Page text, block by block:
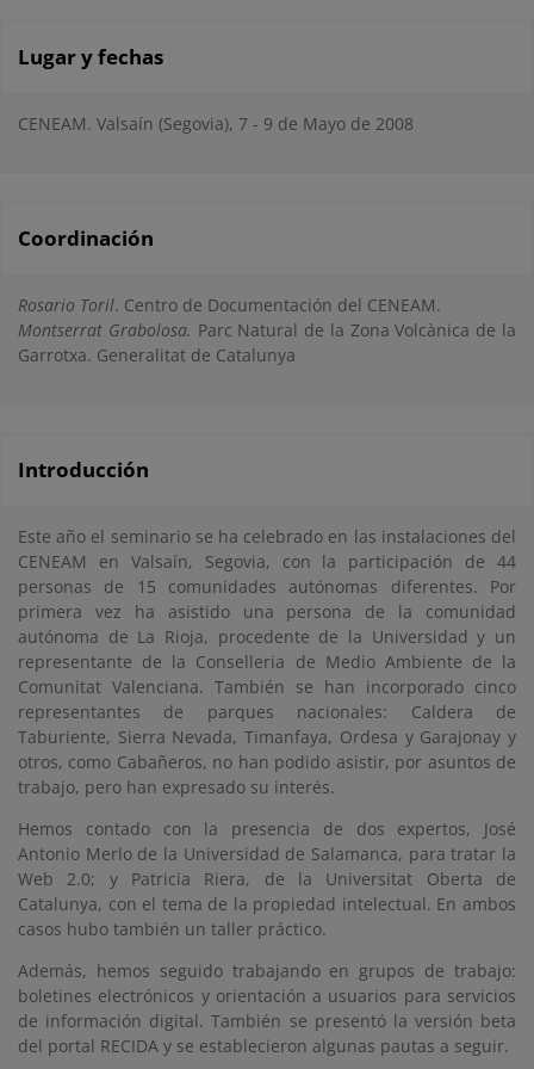
Lugar y fechas
CENEAM. Valsaín (Segovia), 7 - 9 de Mayo de 2008
Coordinación
Rosario Toril. Centro de Documentación del CENEAM.
Montserrat Grabolosa. Parc Natural de la Zona Volcànica de la
Garrotxa. Generalitat de Catalunya
Introducción
Este año el seminario se ha celebrado en las instalaciones del
CENEAM en Valsaín, Segovia, con la participación de 44
personas de 15 comunidades autónomas diferentes. Por
primera vez ha asistido una persona de la comunidad
autónoma de La Rioja, procedente de la Universidad y un
representante de la Conselleria de Medio Ambiente de la
Comunitat Valenciana. También se han incorporado cinco
representantes de parques nacionales: Caldera de
Taburiente, Sierra Nevada, Timanfaya, Ordesa y Garajonay y
otros, como Cabañeros, no han podido asistir, por asuntos de
trabajo, pero han expresado su interés.
Hemos contado con la presencia de dos expertos, José
Antonio Merlo de la Universidad de Salamanca, para tratar la
Web 2.0; y Patricia Riera, de la Universitat Oberta de
Catalunya, con el tema de la propiedad intelectual. En ambos
casos hubo también un taller práctico.
Además, hemos seguido trabajando en grupos de trabajo:
boletines electrónicos y orientación a usuarios para servicios
de información digital. También se presentó la versión beta
del portal RECIDA y se establecieron algunas pautas a seguir.